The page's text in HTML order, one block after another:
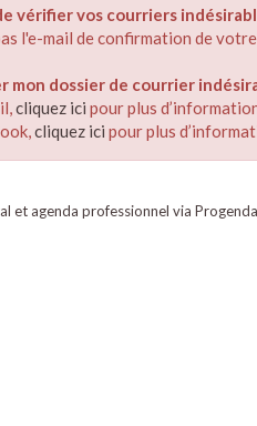
vérifier vos courriers
l'e-mail de confirmation de
mon dossier de courrier
cliquez ici pour plus
cliquez ici pour plus
et agenda professionnel via Progenda